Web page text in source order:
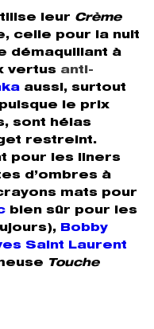
leur Crème
celle pour la nuit
démaquillant à
vertus anti-
aussi, surtout
le prix
sont hélas
restreint.
pour les liners
d’ombres à
mats pour
bien sûr pour les
Bobby
Saint Laurent
Touche